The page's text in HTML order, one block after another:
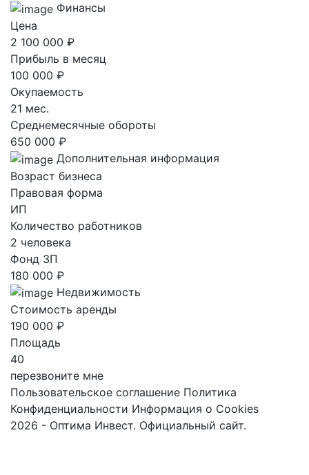
Финансы
Цена
2 100 000 ₽
Прибыль в месяц
100 000 ₽
Окупаемость
21 мес.
Среднемесячные обороты
650 000 ₽
Дополнительная информация
Возраст бизнеса
Правовая форма
ИП
Количество работников
2 человека
Фонд ЗП
180 000 ₽
Недвижимость
Стоимость аренды
190 000 ₽
Площадь
40
перезвоните мне
Пользовательское соглашение Политика
Конфиденциальности Информация о Cookies
2026 - Оптима Инвест. Официальный сайт.